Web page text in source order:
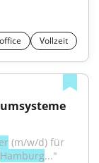
Vollzeit
(m/w/d) für
Hamburg..."